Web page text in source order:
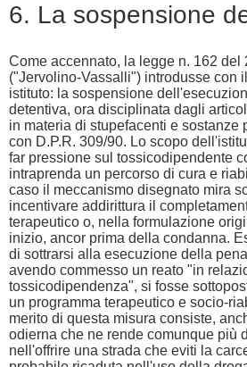
6. La sospensione
Come accennato, la legge n. 162 del
("Jervolino-Vassalli") introdusse con
istituto: la sospensione
detentiva, ora disciplinata dagli
in materia di stupefacenti e sostanze
con D.P.R. 309/90. Lo scopo
far pressione sul tossicodipendente
intraprenda un percorso di cura e
caso il meccanismo disegnato mira
incentivare addirittura il
terapeutico o, nella formulazione
inizio, ancor prima della condanna.
di sottrarsi alla esecuzione della
avendo commesso un reato "in
tossicodipendenza", si fosse
un programma terapeutico e socio-
merito di questa misura consiste,
odierna che ne rende comunque più
nell'offrire una strada che eviti la